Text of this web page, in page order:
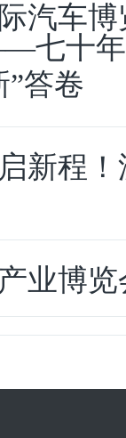
汽车
七十
答卷
新程
业博